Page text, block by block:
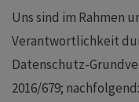
Uns sind im Rahmen
Verantwortlichkeit
Datenschutz-
2016/679;